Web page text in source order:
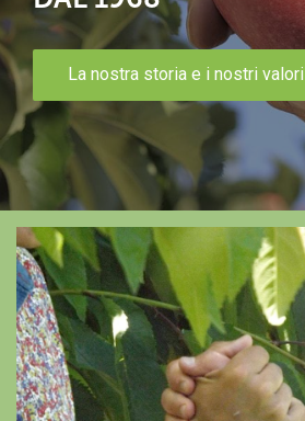
La nostra storia e i nostri valori